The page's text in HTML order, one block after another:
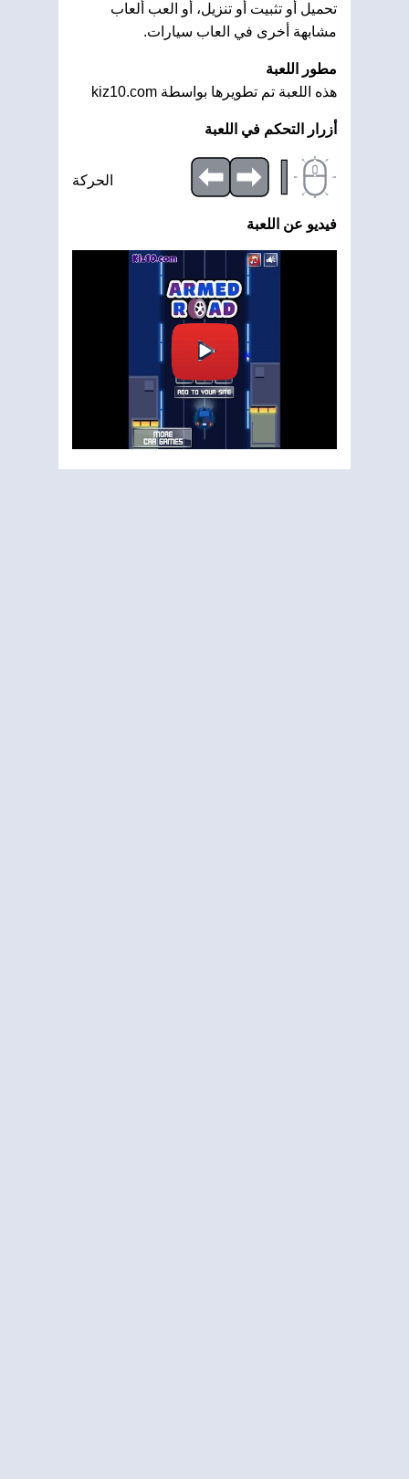
تحميل أو تثبيت أو تنزيل، أو العب ألعاب
مشابهة أخرى في العاب سيارات.
مطور اللعبة
هذه اللعبة تم تطويرها بواسطة kiz10.com
أزرار التحكم في اللعبة
| الحركة
فيديو عن اللعبة